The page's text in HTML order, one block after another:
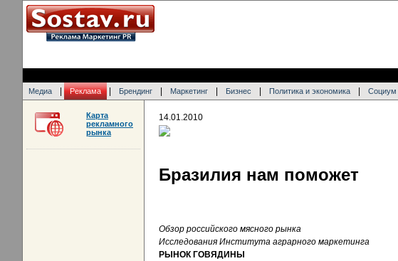
Медиа Реклама Брендинг Маркетинг Бизнес Политика и экономика Социум
14.01.2010
Бразилия нам поможет
Обзор российского мясного рынка
Исследования Института аграрного маркетинга
РЫНОК ГОВЯДИНЫ
Карта
рекламного
рынка